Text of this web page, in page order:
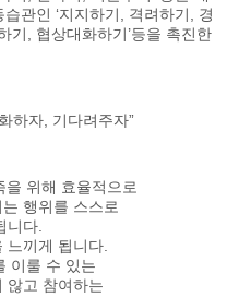
관인 ‘지지하기, 격려하기, 경
기, 협상대화하기’등을 촉진한
하자, 기다려주자”
위해 효율적으로
행위를 스스로
니다.
느끼게 됩니다.
이룰 수 있는
않고 참여하는